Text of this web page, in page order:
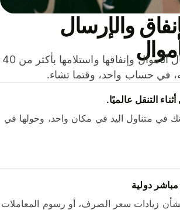
والإرسال
وفّر المال عند إرسال الأموال وإنفاقها واستلامها بأكثر من 40
حساب واحد، وقتما تشاء.
التنقل عالميًا.
في متناول اليد في مكان واحد، وحولها في
دولية
زيادات سعر الصرف، أو رسوم المعاملات